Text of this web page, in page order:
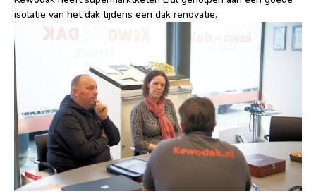
isolatie van het dak tijdens een dak renovatie.